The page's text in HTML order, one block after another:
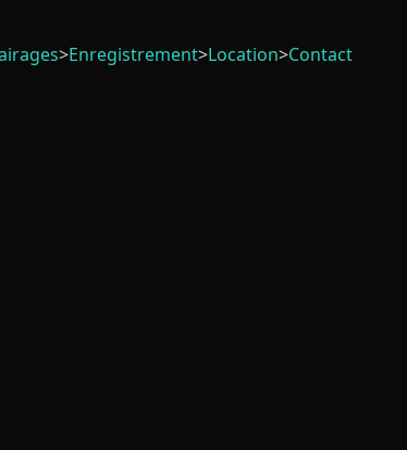
>Enregistrement>Location>Contact